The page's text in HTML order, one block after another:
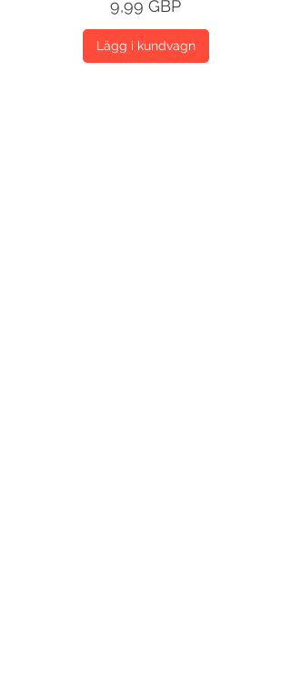
Pris
9,99 GBP
Lägg i kundvagn